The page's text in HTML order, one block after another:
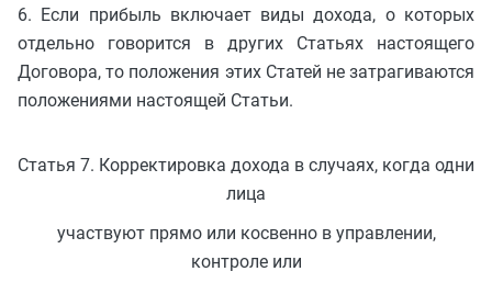
6. Если прибыль включает виды дохода, о которых
отдельно говорится в других Статьях настоящего
Договора, то положения этих Статей не затрагиваются
положениями настоящей Статьи.
Статья 7. Корректировка дохода в случаях, когда одни
лица
участвуют прямо или косвенно в управлении,
контроле или